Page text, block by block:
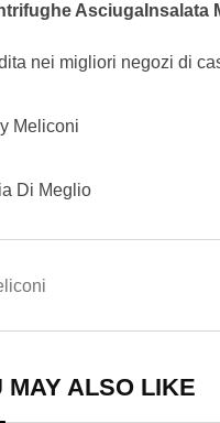
AsciugaInsalata
nei migliori negozi di
Meliconi
Di Meglio
MAY ALSO LIKE